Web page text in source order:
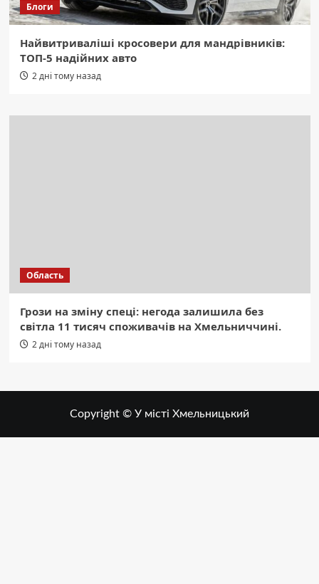
Блоги
Найвитриваліші кросовери для мандрівників:
ТОП-5 надійних авто
2 дні тому назад
Область
Грози на зміну спеці: негода залишила без
світла 11 тисяч споживачів на Хмельниччині.
2 дні тому назад
Copyright © У місті Хмельницький